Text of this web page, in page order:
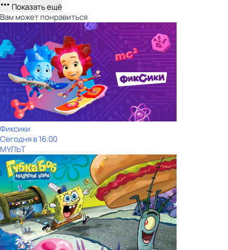
Показать ещё
Вам может понравиться
Фиксики
Сегодня в 16:00
МУЛЬТ